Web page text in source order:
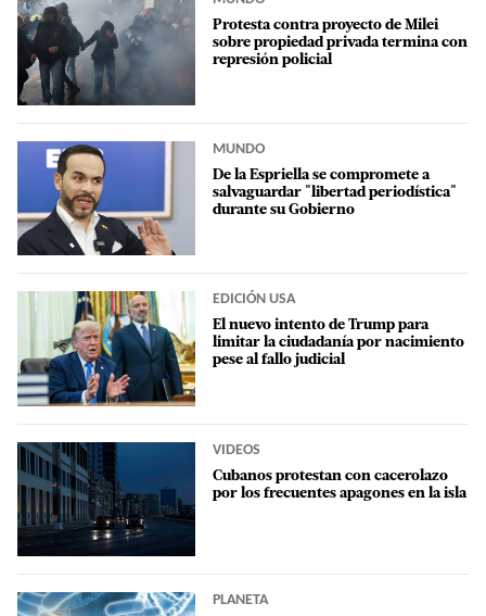
Protesta contra proyecto de Milei
sobre propiedad privada termina con
represión policial
MUNDO
De la Espriella se compromete a
salvaguardar "libertad periodística"
durante su Gobierno
EDICIÓN USA
El nuevo intento de Trump para
limitar la ciudadanía por nacimiento
pese al fallo judicial
VIDEOS
Cubanos protestan con cacerolazo
por los frecuentes apagones en la isla
PLANETA